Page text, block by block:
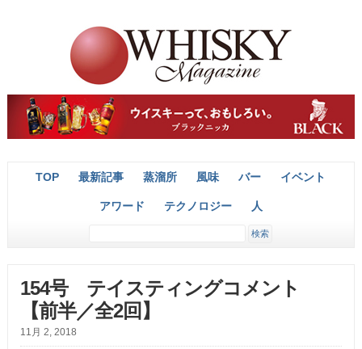
TOP 最新記事 蒸溜所 風味 バー イベント
アワード テクノロジー 人
154号 テイスティングコメント
【前半／全2回】
11月 2, 2018